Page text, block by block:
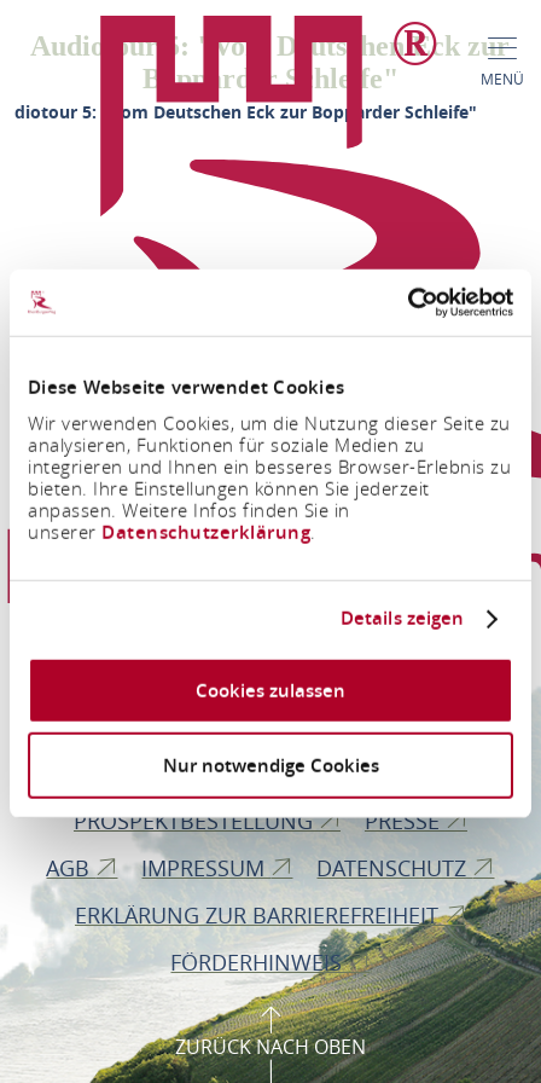
Diese Webseite verwendet Cookies
Wir verwenden Cookies, um die Nutzung dieser Seite zu
analysieren, Funktionen für soziale Medien zu
integrieren und Ihnen ein besseres Browser-Erlebnis zu
bieten. Ihre Einstellungen können Sie jederzeit
anpassen. Weitere Infos finden Sie in
unserer Datenschutzerklärung.
Details zeigen
Cookies zulassen
Nur notwendige Cookies
MENÜ
Audiotour 5: "Vom Deutschen Eck zur
Bopparder Schleife"
5: "Vom Deutschen Eck zur Bopparder Schleife"
FACEBOOK INSTAGRAM
Informationen
Romantischer Rhein Tourismus GmbH
Bahnhofstraße 28
56112 Lahnstein
PROSPEKTBESTELLUNG
PRESSE
AGB
IMPRESSUM
DATENSCHUTZ
ERKLÄRUNG ZUR BARRIEREFREIHEIT
FÖRDERHINWEIS
ZURÜCK NACH OBEN